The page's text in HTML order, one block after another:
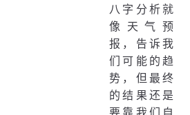
八字分析就
像天气预
报，告诉我
们可能的趋
势，但最终
的结果还是